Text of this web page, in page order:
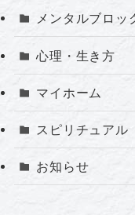
メンタルブロッ
心理・生き方
マイホーム
スピリチュアル
お知らせ